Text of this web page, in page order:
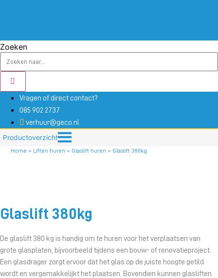
inhoud
Zoeken
Vragen of direct contact?
085 902 2737
verhuur@geco.nl
Productoverzicht
Home > Liften huren > Glaslift huren > Glaslift 380kg
Glaslift 380kg
De glaslift 380 kg is handig om te huren voor het verplaatsen van
grote glasplaten, bijvoorbeeld tijdens een bouw- of renovatieproject.
Een glasdrager zorgt ervoor dat het glas op de juiste hoogte getild
wordt en vergemakkelijkt het plaatsen. Bovendien kunnen glasliften